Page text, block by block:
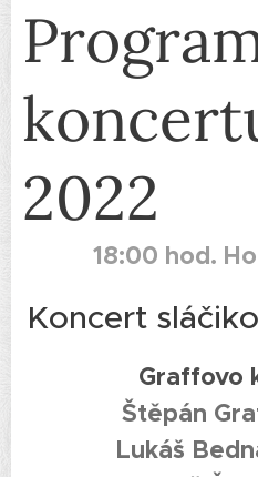
2022
18:00 hod.
Koncert
Graffovo
Štěpán
Lukáš